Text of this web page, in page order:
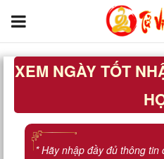
Trang chủ
Tử Vi Đẩu Số
Tử Vi 12 Con Giáp
XEM NGÀY TỐT
* Hãy nhập đầy đủ thông